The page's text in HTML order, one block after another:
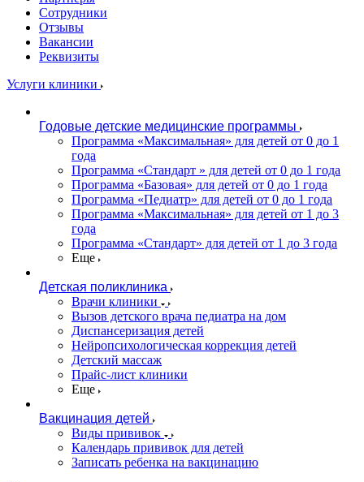
Сотрудники
Отзывы
Вакансии
Реквизиты
Услуги клиники
Годовые детские медицинские программы
Программа «Максимальная» для детей от 0 до 1
года
Программа «Стандарт » для детей от 0 до 1 года
Программа «Базовая» для детей от 0 до 1 года
Программа «Педиатр» для детей от 0 до 1 года
Программа «Максимальная» для детей от 1 до 3
года
Программа «Стандарт» для детей от 1 до 3 года
Еще
Детская поликлиника
Врачи клиники
Вызов детского врача педиатра на дом
Диспансеризация детей
Нейропсихологическая коррекция детей
Детский массаж
Прайс-лист клиники
Еще
Вакцинация детей
Виды прививок
Календарь прививок для детей
Записать ребенка на вакцинацию